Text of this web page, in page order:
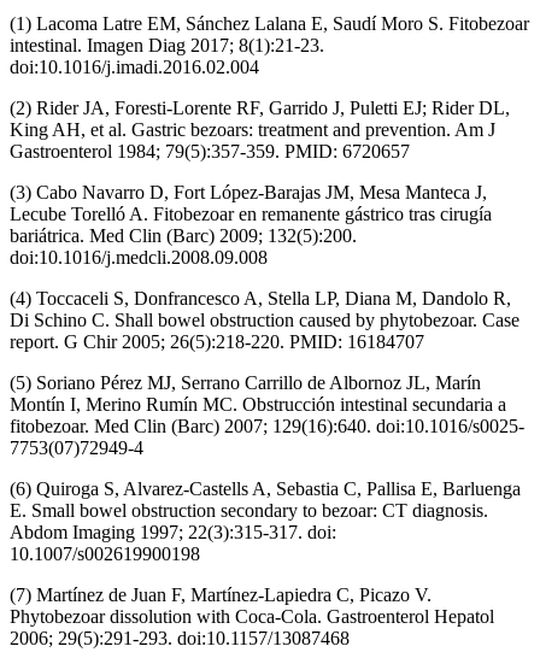
(1) Lacoma Latre EM, Sánchez Lalana E, Saudí Moro S. Fitobezoar
intestinal. Imagen Diag 2017; 8(1):21-23.
doi:10.1016/j.imadi.2016.02.004
(2) Rider JA, Foresti-Lorente RF, Garrido J, Puletti EJ; Rider DL,
King AH, et al. Gastric bezoars: treatment and prevention. Am J
Gastroenterol 1984; 79(5):357‐359. PMID: 6720657
(3) Cabo Navarro D, Fort López-Barajas JM, Mesa Manteca J,
Lecube Torelló A. Fitobezoar en remanente gástrico tras cirugía
bariátrica. Med Clin (Barc) 2009; 132(5):200.
doi:10.1016/j.medcli.2008.09.008
(4) Toccaceli S, Donfrancesco A, Stella LP, Diana M, Dandolo R,
Di Schino C. Shall bowel obstruction caused by phytobezoar. Case
report. G Chir 2005; 26(5):218‐220. PMID: 16184707
(5) Soriano Pérez MJ, Serrano Carrillo de Albornoz JL, Marín
Montín I, Merino Rumín MC. Obstrucción intestinal secundaria a
fitobezoar. Med Clin (Barc) 2007; 129(16):640. doi:10.1016/s0025-
7753(07)72949-4
(6) Quiroga S, Alvarez-Castells A, Sebastia C, Pallisa E, Barluenga
E. Small bowel obstruction secondary to bezoar: CT diagnosis.
Abdom Imaging 1997; 22(3):315-317. doi:
10.1007/s002619900198
(7) Martínez de Juan F, Martínez-Lapiedra C, Picazo V.
Phytobezoar dissolution with Coca-Cola. Gastroenterol Hepatol
2006; 29(5):291‐293. doi:10.1157/13087468